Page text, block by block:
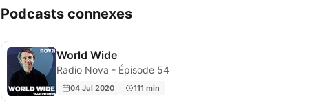
Podcasts connexes
World Wide
Radio Nova - Épisode 54
04 Jul 2020 111 min